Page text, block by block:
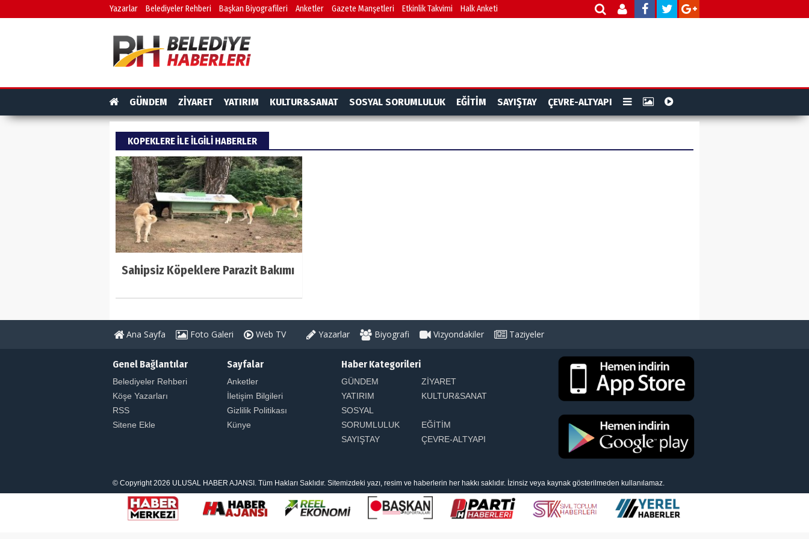
Yazarlar Belediyeler Rehberi Başkan Biyografileri Anketler Gazete Manşetleri Etkinlik Takvimi Halk Anketi
GÜNDEM ZİYARET YATIRIM KULTUR&SANAT SOSYAL SORUMLULUK EĞİTİM SAYIŞTAY ÇEVRE-ALTYAPI
KOPEKLERE ILE ILGILI HABERLER
Sahipsiz Köpeklere Parazit Bakımı
Ana Sayfa Foto Galeri Web TV Yazarlar Biyografi Vizyondakiler Taziyeler
Genel Bağlantılar
Belediyeler Rehberi
Köşe Yazarları
RSS
Sitene Ekle
Sayfalar
Anketler
İletişim Bilgileri
Gizlilik Politikası
Künye
Haber Kategorileri
GÜNDEM
ZİYARET
YATIRIM
KULTUR&SANAT
SOSYAL
SORUMLULUK
EĞİTİM
SAYIŞTAY
ÇEVRE-ALTYAPI
© Copyright 2026 ULUSAL HABER AJANSI. Tüm Hakları Saklıdır. Sitemizdeki yazı, resim ve haberlerin her hakkı saklıdır. İzinsiz veya kaynak gösterilmeden kullanılamaz.